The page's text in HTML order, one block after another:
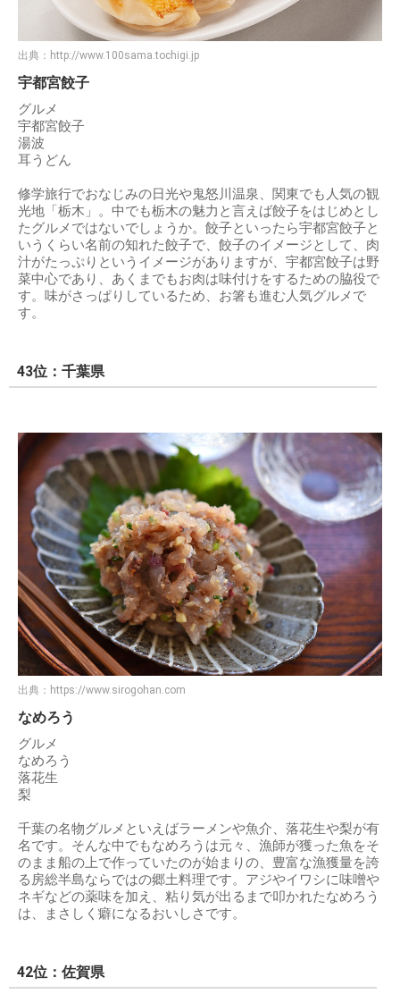
出典： http://www.100sama.tochigi.jp
宇都宮餃子
グルメ
宇都宮餃子
湯波
耳うどん
修学旅行でおなじみの日光や鬼怒川温泉、関東でも人気の観
光地「栃木」。中でも栃木の魅力と言えば餃子をはじめとし
たグルメではないでしょうか。餃子といったら宇都宮餃子と
いうくらい名前の知れた餃子で、餃子のイメージとして、肉
汁がたっぷりというイメージがありますが、宇都宮餃子は野
菜中心であり、あくまでもお肉は味付けをするための脇役で
す。味がさっぱりしているため、お箸も進む人気グルメで
す。
43位：千葉県
出典： https://www.sirogohan.com
なめろう
グルメ
なめろう
落花生
梨
千葉の名物グルメといえばラーメンや魚介、落花生や梨が有
名です。そんな中でもなめろうは元々、漁師が獲った魚をそ
のまま船の上で作っていたのが始まりの、豊富な漁獲量を誇
る房総半島ならではの郷土料理です。アジやイワシに味噌や
ネギなどの薬味を加え、粘り気が出るまで叩かれたなめろう
は、まさしく癖になるおいしさです。
42位：佐賀県